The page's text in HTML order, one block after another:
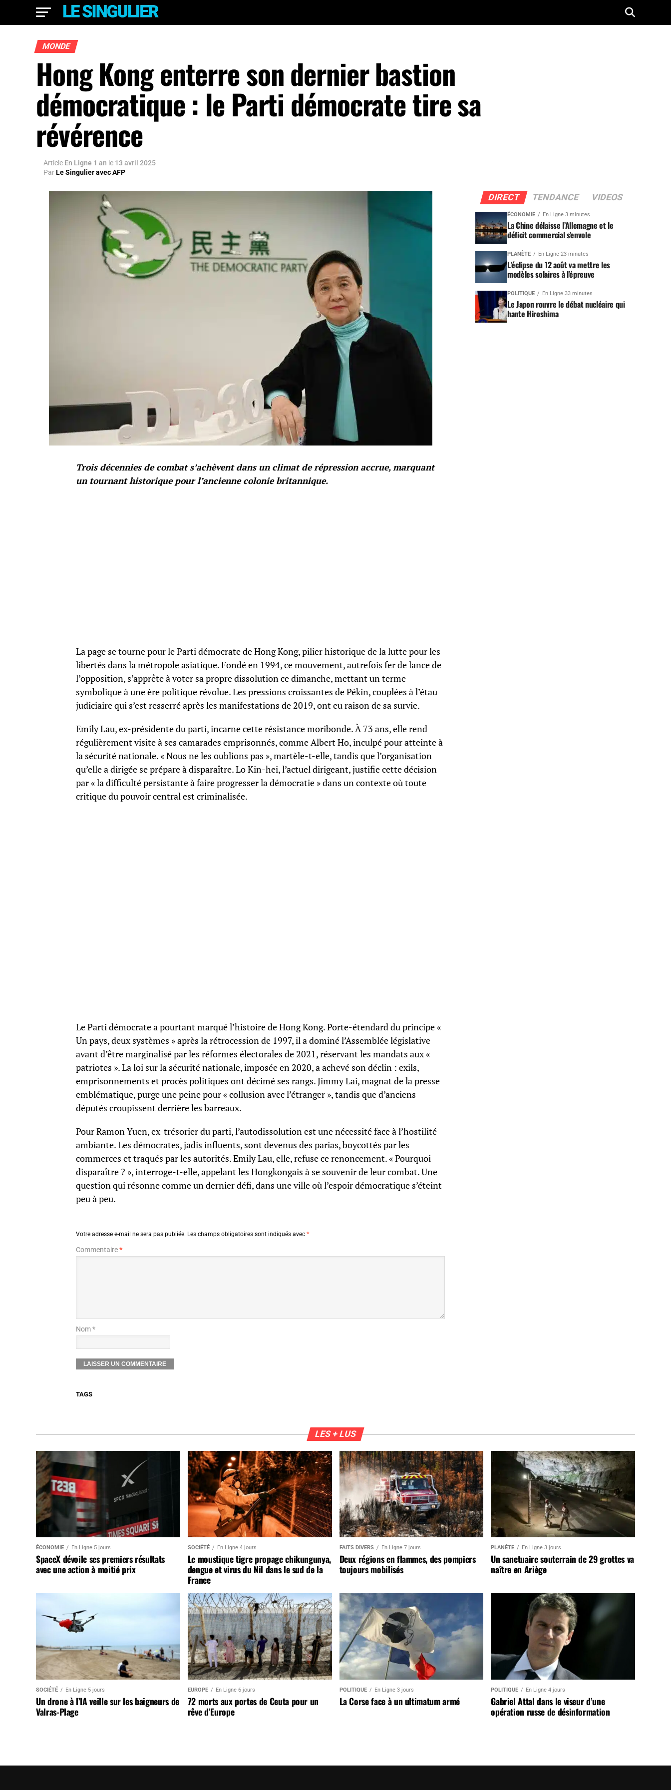
MONDE
Hong Kong enterre son dernier bastion
démocratique : le Parti démocrate tire sa
révérence
Article En Ligne 1 an le 13 avril 2025
ParLe Singulier avec AFP
Trois décennies de combat s’achèvent dans un climat de répression accrue, marquant
un tournant historique pour l’ancienne colonie britannique.
La page se tourne pour le Parti démocrate de Hong Kong, pilier historique de la lutte pour les
libertés dans la métropole asiatique. Fondé en 1994, ce mouvement, autrefois fer de lance de
l’opposition, s’apprête à voter sa propre dissolution ce dimanche, mettant un terme
symbolique à une ère politique révolue. Les pressions croissantes de Pékin, couplées à l’étau
judiciaire qui s’est resserré après les manifestations de 2019, ont eu raison de sa survie.
Emily Lau, ex-présidente du parti, incarne cette résistance moribonde. À 73 ans, elle rend
régulièrement visite à ses camarades emprisonnés, comme Albert Ho, inculpé pour atteinte à
la sécurité nationale. « Nous ne les oublions pas », martèle-t-elle, tandis que l’organisation
qu’elle a dirigée se prépare à disparaître. Lo Kin-hei, l’actuel dirigeant, justifie cette décision
par « la difficulté persistante à faire progresser la démocratie » dans un contexte où toute
critique du pouvoir central est criminalisée.
Le Parti démocrate a pourtant marqué l’histoire de Hong Kong. Porte-étendard du principe «
Un pays, deux systèmes » après la rétrocession de 1997, il a dominé l’Assemblée législative
avant d’être marginalisé par les réformes électorales de 2021, réservant les mandats aux «
patriotes ». La loi sur la sécurité nationale, imposée en 2020, a achevé son déclin : exils,
emprisonnements et procès politiques ont décimé ses rangs. Jimmy Lai, magnat de la presse
emblématique, purge une peine pour « collusion avec l’étranger », tandis que d’anciens
députés croupissent derrière les barreaux.
Pour Ramon Yuen, ex-trésorier du parti, l’autodissolution est une nécessité face à l’hostilité
ambiante. Les démocrates, jadis influents, sont devenus des parias, boycottés par les
commerces et traqués par les autorités. Emily Lau, elle, refuse ce renoncement. « Pourquoi
disparaître ? », interroge-t-elle, appelant les Hongkongais à se souvenir de leur combat. Une
question qui résonne comme un dernier défi, dans une ville où l’espoir démocratique s’éteint
peu à peu.
Votre adresse e-mail ne sera pas publiée. Les champs obligatoires sont indiqués avec *
Commentaire*
Nom *
TAGS
DIRECT TENDANCE VIDEOS
ÉCONOMIE En Ligne 3 minutes
La Chine délaisse l’Allemagne et le
déficit commercial s’envole
PLANÈTE En Ligne 23 minutes
L’éclipse du 12 août va mettre les
modèles solaires à l’épreuve
POLITIQUE En Ligne 33 minutes
Le Japon rouvre le débat nucléaire qui
hante Hiroshima
LES + LUS
ÉCONOMIE En Ligne 5 jours
SpaceX dévoile ses premiers résultats
avec une action à moitié prix
SOCIÉTÉ En Ligne 4 jours
Le moustique tigre propage chikungunya,
dengue et virus du Nil dans le sud de la
France
FAITS DIVERS En Ligne 7 jours
Deux régions en flammes, des pompiers
toujours mobilisés
PLANÈTE En Ligne 3 jours
Un sanctuaire souterrain de 29 grottes va
naître en Ariège
SOCIÉTÉ En Ligne 5 jours
Un drone à l’IA veille sur les baigneurs de
Valras-Plage
EUROPE En Ligne 6 jours
72 morts aux portes de Ceuta pour un
rêve d’Europe
POLITIQUE En Ligne 3 jours
La Corse face à un ultimatum armé
POLITIQUE En Ligne 4 jours
Gabriel Attal dans le viseur d’une
opération russe de désinformation